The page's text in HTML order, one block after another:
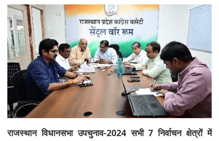
राजस्थान विधानसभा उपचुनाव-2024 सभी 7 निर्वाचन क्षेत्रों में